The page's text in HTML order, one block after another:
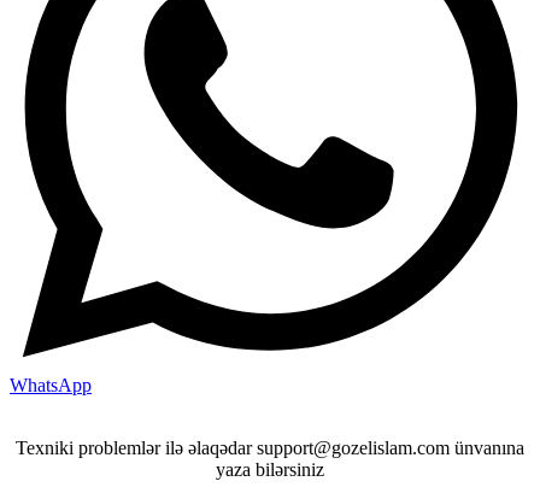
WhatsApp
Texniki problemlər ilə əlaqədar support@gozelislam.com ünvanına
yaza bilərsiniz